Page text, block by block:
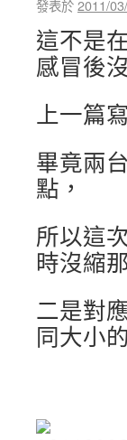
發表於2011/
這不是
感冒後
上一篇
畢竟兩
點，
所以這
時沒縮
二是對
同大小